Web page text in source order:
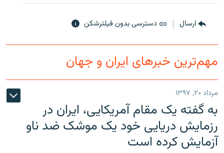
ارسال دسترسی بدون فیلترشکن
مهم‌ترین خبرهای ایران و جهان
مرداد ۲۰, ۱۳۹۷
به گفته یک مقام آمریکایی، ایران در
رزمایش دریایی خود یک موشک ضد ناو
آزمایش کرده است